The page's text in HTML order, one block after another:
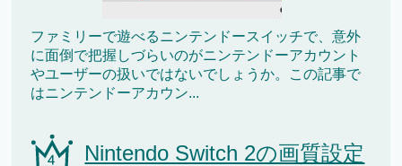
ファミリーで遊べるニンテンドースイッチで、意外
に面倒で把握しづらいのがニンテンドーアカウント
やユーザーの扱いではないでしょうか。この記事で
はニンテンドーアカウン...
Nintendo Switch 2の画質設定